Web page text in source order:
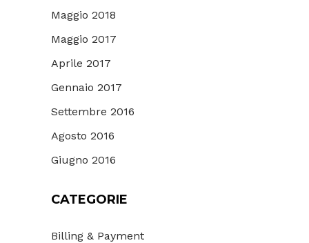
Maggio 2018
Maggio 2017
Aprile 2017
Gennaio 2017
Settembre 2016
Agosto 2016
Giugno 2016
CATEGORIE
Billing & Payment